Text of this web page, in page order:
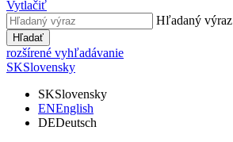
Vytlačiť
Hľadaný výraz
Hľadať
rozšírené vyhľadávanie
SKSlovensky
SKSlovensky
ENEnglish
DEDeutsch